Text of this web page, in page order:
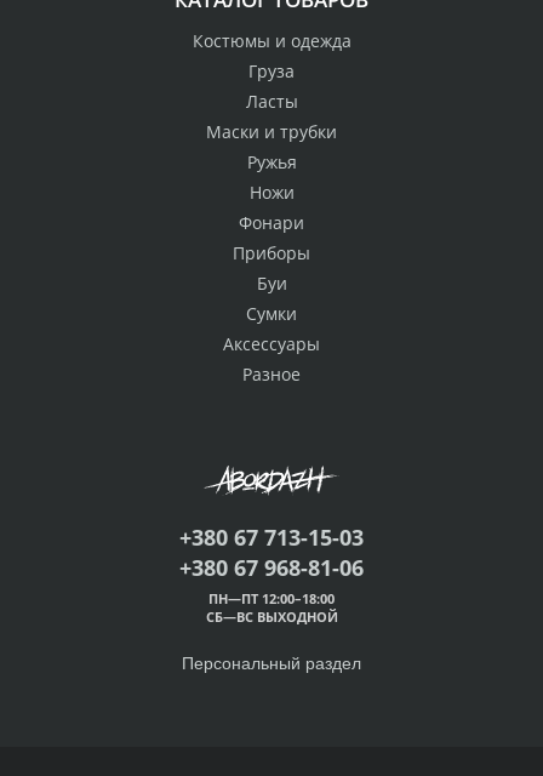
Костюмы и одежда
Груза
Ласты
Маски и трубки
Ружья
Ножи
Фонари
Приборы
Буи
Сумки
Аксессуары
Разное
+380 67 713-15-03
+380 67 968-81-06
ПН—ПТ 12:00–18:00
СБ—ВС ВЫХОДНОЙ
Персональный раздел